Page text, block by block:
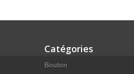
Catégories
Bouton